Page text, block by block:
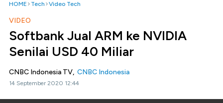
HOME Tech Video Tech
VIDEO
Softbank Jual ARM ke NVIDIA
Senilai USD 40 Miliar
CNBC Indonesia TV, CNBC Indonesia
14 September 2020 12:44